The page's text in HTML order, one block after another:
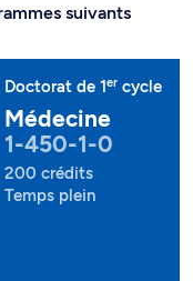
suivants
Doctorat de 1er cycle
Médecine
1-450-1-0
200 crédits
Temps plein